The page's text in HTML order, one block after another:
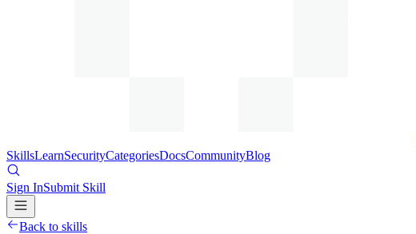
SkillsLearnSecurityCategoriesDocsCommunityBlog
Sign InSubmit Skill
Back to skills